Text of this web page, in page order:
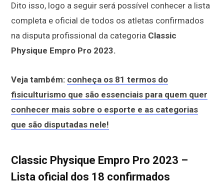
Dito isso, logo a seguir será possível conhecer a lista
completa e oficial de todos os atletas confirmados
na disputa profissional da categoria Classic
Physique Empro Pro 2023.
Veja também: conheça os 81 termos do
fisiculturismo que são essenciais para quem quer
conhecer mais sobre o esporte e as categorias
que são disputadas nele!
Classic Physique Empro Pro 2023 –
Lista oficial dos 18 confirmados